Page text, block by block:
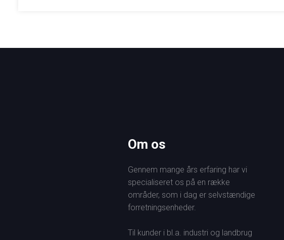
Om os
Gennem mange års erfaring har vi
specialiseret os på en række
områder, som i dag er selvstændige
forretningsenheder.
Til kunder i bl.a. industri og landbrug